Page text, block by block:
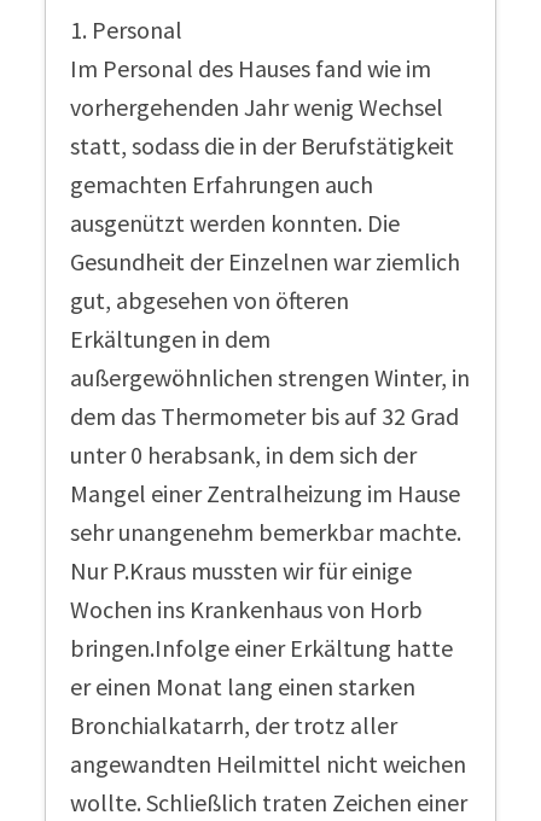
1. Personal
Im Personal des Hauses fand wie im
vorhergehenden Jahr wenig Wechsel
statt, sodass die in der Berufstätigkeit
gemachten Erfahrungen auch
ausgenützt werden konnten. Die
Gesundheit der Einzelnen war ziemlich
gut, abgesehen von öfteren
Erkältungen in dem
außergewöhnlichen strengen Winter, in
dem das Thermometer bis auf 32 Grad
unter 0 herabsank, in dem sich der
Mangel einer Zentralheizung im Hause
sehr unangenehm bemerkbar machte.
Nur P.Kraus mussten wir für einige
Wochen ins Krankenhaus von Horb
bringen.Infolge einer Erkältung hatte
er einen Monat lang einen starken
Bronchialkatarrh, der trotz aller
angewandten Heilmittel nicht weichen
wollte. Schließlich traten Zeichen einer